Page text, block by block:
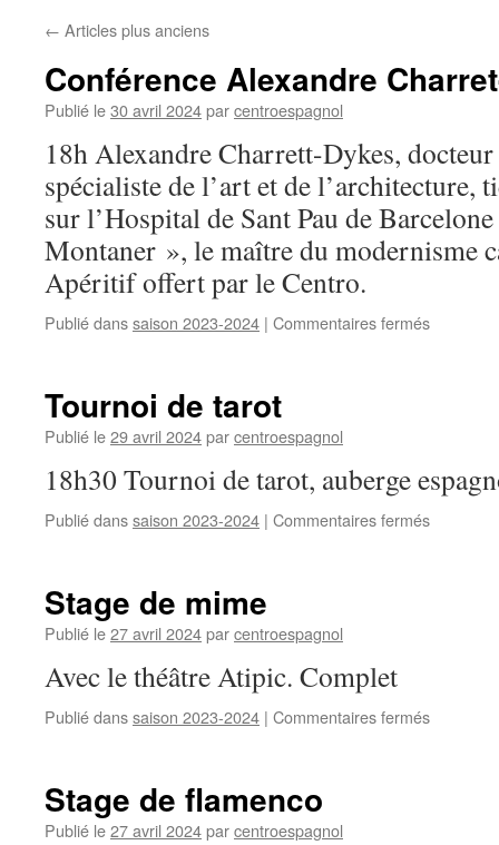
← Articles plus anciens
Conférence Alexandre
Publié le30 avril 2024parcentroespagnol
18h Alexandre Charrett-Dykes,
spécialiste de l’art et de l’architecture,
sur l’Hospital de Sant Pau de
Montaner », le maître du modernisme
Apéritif offert par le Centro.
Publié danssaison 2023-2024 | Commentaires fermés
Tournoi de tarot
Publié le29 avril 2024parcentroespagnol
18h30 Tournoi de tarot, auberge
Publié danssaison 2023-2024 | Commentaires fermés
Stage de mime
Publié le27 avril 2024parcentroespagnol
Avec le théâtre Atipic. Complet
Publié danssaison 2023-2024 | Commentaires fermés
Stage de flamenco
Publié le27 avril 2024parcentroespagnol